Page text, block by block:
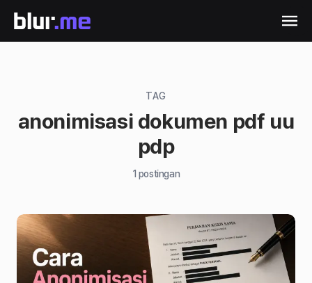
TAG
anonimisasi dokumen pdf uu
pdp
1 postingan